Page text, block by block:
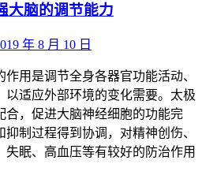
大脑的调节能力
年 8 月 10 日
用是调节全身各器官功能活动、
以适应外部环境的变化需要。太极
合，促进大脑神经细胞的功能完
制过程得到协调，对精神创伤、
眠、高血压等有较好的防治作用